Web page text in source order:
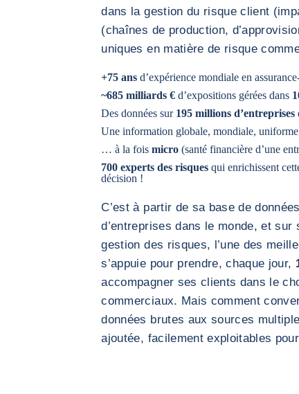
dans la gestion du risque client
(chaînes de production,
uniques en matière de risque
+75 ans d’expérience mondiale en
~685 milliards € d’expositions gérées dans
Des données sur 195 millions d’entreprises
Une information globale, mondiale,
… à la foismicro (santé financière d’une
700 experts des risques qui enrichissent
décision !
C’est à partir de sa base de
d’entreprises dans le monde, et
gestion des risques, l’une des
s’appuie pour prendre, chaque jour,
accompagner ses clients dans le
commerciaux. Mais comment
données brutes aux sources
ajoutée, facilement exploitables